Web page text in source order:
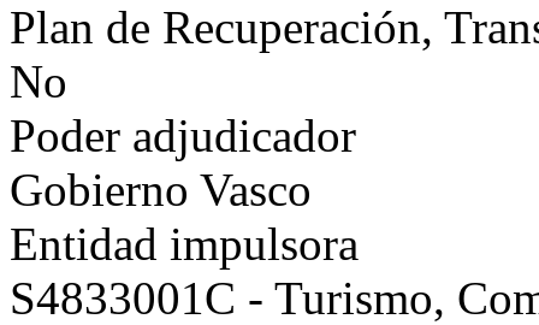
Plan de Recuperación,
No
Poder adjudicador
Gobierno Vasco
Entidad impulsora
S4833001C - Turismo,